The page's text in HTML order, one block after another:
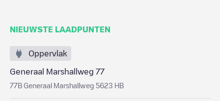
NIEUWSTE LAADPUNTEN
Oppervlak
Generaal Marshallweg 77
77B Generaal Marshallweg 5623 HB